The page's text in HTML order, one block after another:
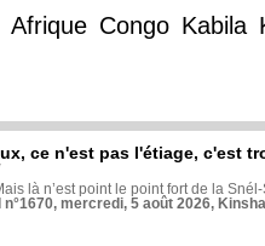
Afrique Congo Kabila
ce n'est pas l'étiage, c'est
là n’est point le point fort de la
n°1670, mercredi, 5 août 2026,